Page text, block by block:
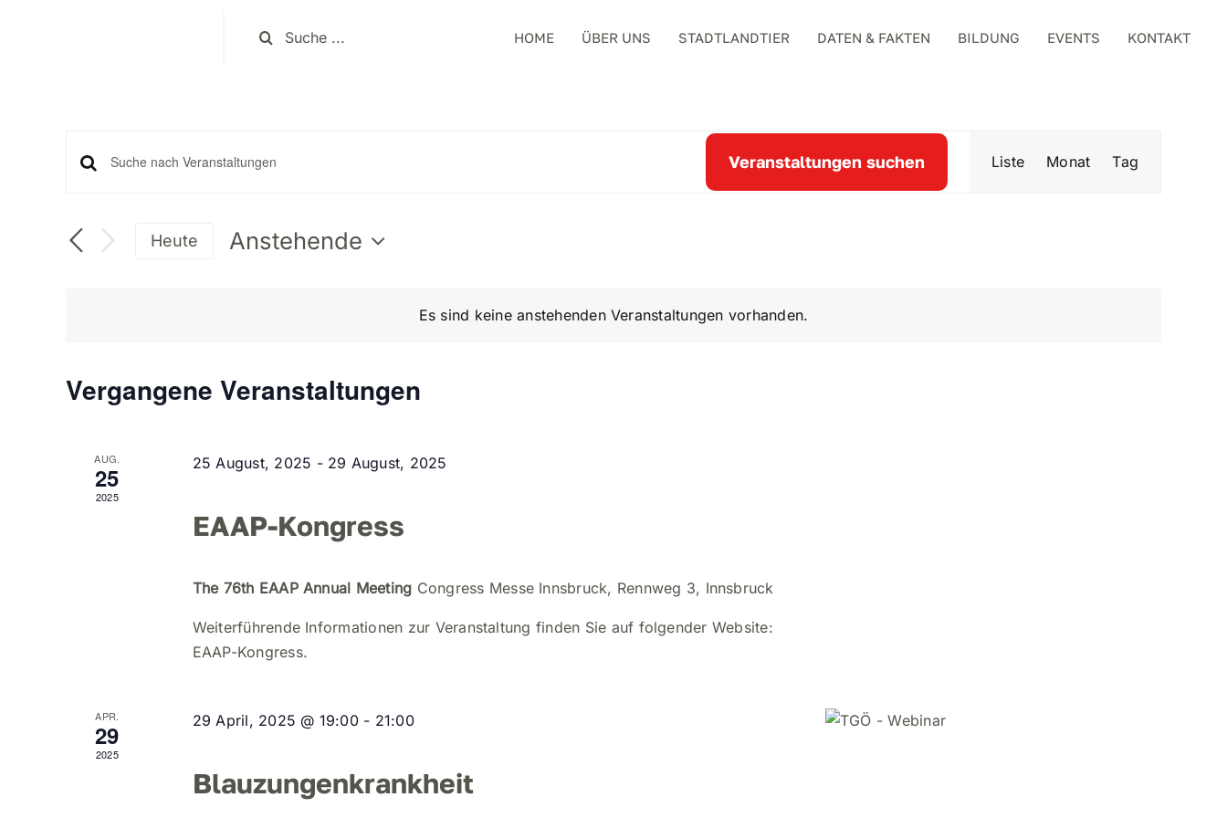
Suche
HOME ÜBER UNS STADTLANDTIER DATEN & FAKTEN BILDUNG EVENTS KONTAKT
Es sind keine anstehenden Veranstaltungen vorhanden.
Veranstaltungen
Suche
Ansichten,
Bitte
Suche
Veranstaltungen suchen Liste Monat Tag
Heute
Anstehende
Vergangene Veranstaltungen
AUG.
25
2025
25 August, 2025 - 29 August, 2025
EAAP-Kongress
The 76th EAAP Annual Meeting Congress Messe Innsbruck, Rennweg 3, Innsbruck
Weiterführende Informationen zur Veranstaltung finden Sie auf folgender Website:
EAAP-Kongress.
APR.
29
2025
29 April, 2025 @ 19:00- 21:00
Blauzungenkrankheit